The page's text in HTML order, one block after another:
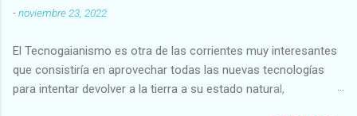
-noviembre 23, 2022
El Tecnogaianismo es otra de las corrientes muy interesantes
que consistiría en aprovechar todas las nuevas tecnologías
para intentar devolver a la tierra a su estado natural,